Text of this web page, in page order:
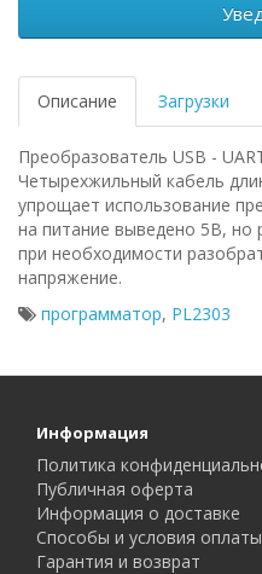
Описание Загрузки
Преобразователь USB -
Четырехжильный кабель
упрощает использование
на питание выведено 5В, но
при необходимости
напряжение.
программатор, PL2303
Информация
Политика
Публичная оферта
Информация о доставке
Способы и условия оплаты
Гарантия и возврат